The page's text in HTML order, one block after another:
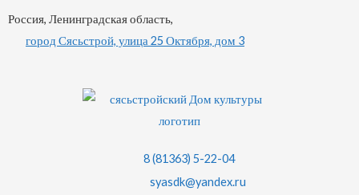
Россия, Ленинградская область,
город Сясьстрой, улица 25 Октября, дом 3
8 (81363) 5-22-04
syasdk@yandex.ru